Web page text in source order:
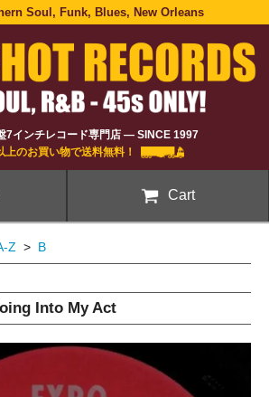
Soul, Funk, Blues, New Orleans
7インチレコード専門店 — SINCE 1997
上のお買い物で送料無料！
Cart
Z > B
Into My Act